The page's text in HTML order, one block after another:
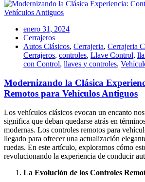
enero 31, 2024
Cerrajeros
Autos Clásicos, Cerrajeria, Cerrajeria
Cerrajeros, controles, Llave Control,
con Control, llaves y controles,
Modernizando la Clásica
Remotos para Vehículos Antiguos
Los vehículos clásicos evocan un encanto
significa que deban quedarse atrás en
modernas. Los controles remotos para
llegado para ofrecer una actualización
ruedas. En este artículo, exploramos cómo
revolucionando la experiencia de conducir
La Evolución de los Controles